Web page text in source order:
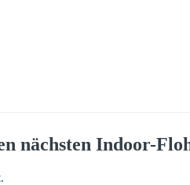
nächsten Indoor-